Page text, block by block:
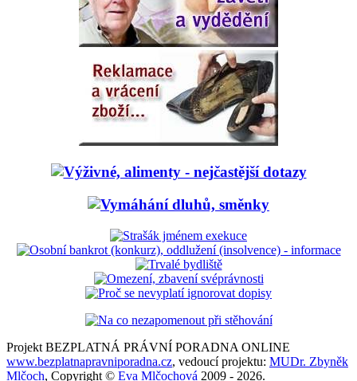
Projekt BEZPLATNÁ PRÁVNÍ PORADNA ONLINE
www.bezplatnapravniporadna.cz, vedoucí projektu: MUDr. Zbyněk
Mlčoch, Copyright © Eva Mlčochová 2009 - 2026.